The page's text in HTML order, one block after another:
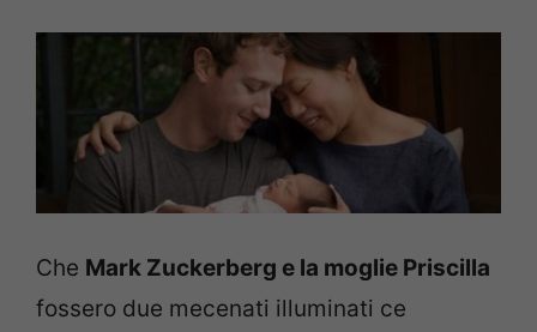
Che Mark Zuckerberg e la moglie Priscilla
fossero due mecenati illuminati ce